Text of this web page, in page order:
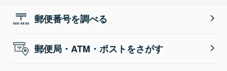
郵便番号を調べる
郵便局・ATM・ポストをさがす